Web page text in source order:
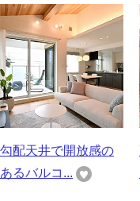
勾配天井で開放感の
あるバルコ...